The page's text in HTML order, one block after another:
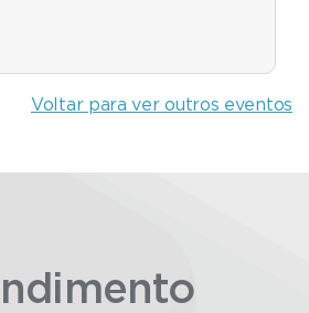
Voltar para ver outros eventos